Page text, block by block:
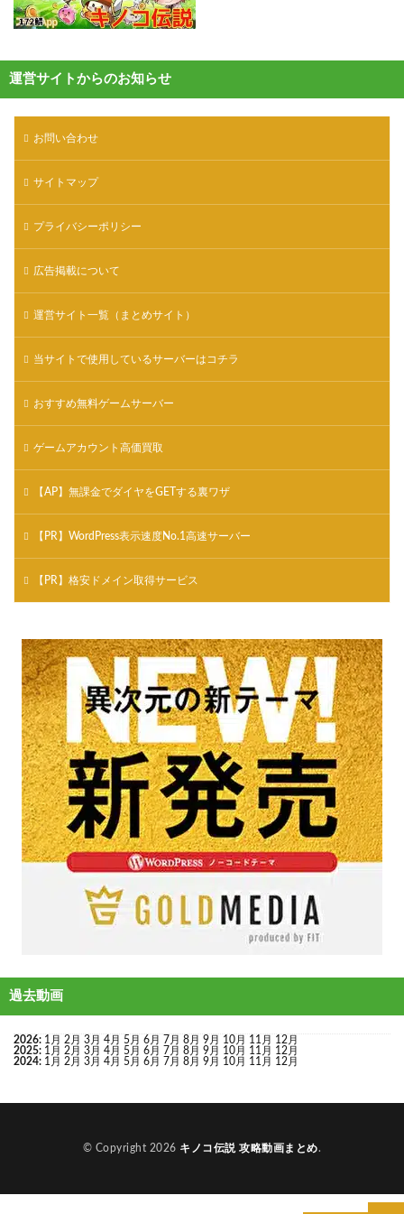
運営サイトからのお知らせ
お問い合わせ
サイトマップ
プライバシーポリシー
広告掲載について
運営サイト一覧（まとめサイト）
当サイトで使用しているサーバーはコチラ
おすすめ無料ゲームサーバー
ゲームアカウント高価買取
【AP】無課金でダイヤをGETする裏ワザ
【PR】WordPress表示速度No.1高速サーバー
【PR】格安ドメイン取得サービス
過去動画
2026: 1月 2月 3月 4月 5月 6月 7月 8月 9月 10月 11月 12月
2025: 1月 2月 3月 4月 5月 6月 7月 8月 9月 10月 11月 12月
2024: 1月 2月 3月 4月 5月 6月 7月 8月 9月 10月 11月 12月
© Copyright 2026 キノコ伝説 攻略動画まとめ.